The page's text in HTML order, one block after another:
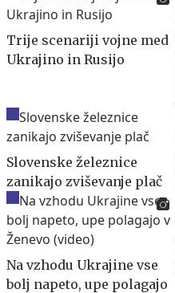
Trije scenariji vojne med
Ukrajino in Rusijo
Slovenske železnice
zanikajo zviševanje plač
Na vzhodu Ukrajine vse
bolj napeto, upe polagajo